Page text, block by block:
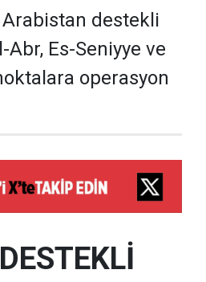
Arabistan destekli
Es-Seniyye ve
operasyon